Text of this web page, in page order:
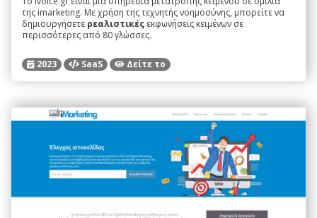
της imarketing. Με χρήση της τεχνητής νοημοσύνης, μπορείτε να
δημιουργήσετε ρεαλιστικές εκφωνήσεις κειμένων σε
περισσότερες από 80 γλώσσες.
2023 SaaS Δείτε το